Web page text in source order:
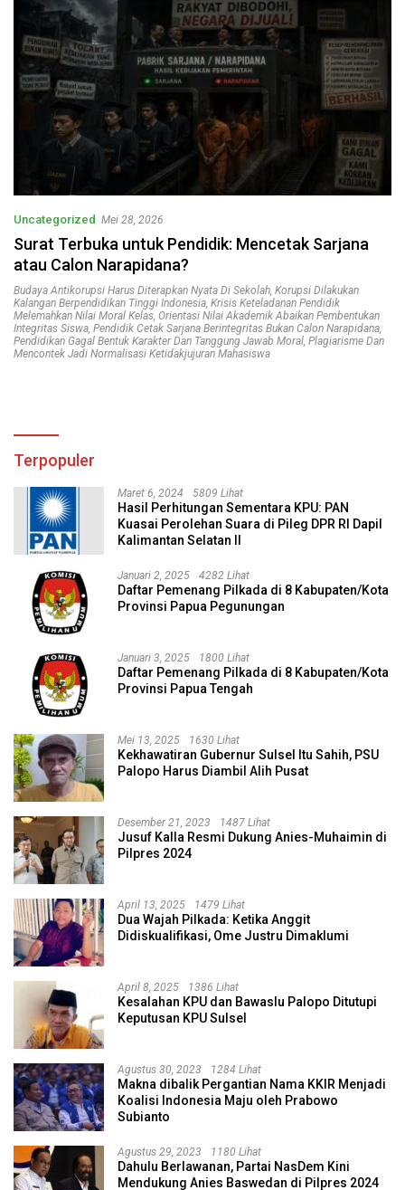
Uncategorized Mei 28, 2026
Surat Terbuka untuk Pendidik: Mencetak Sarjana
atau Calon Narapidana?
Budaya Antikorupsi Harus Diterapkan Nyata Di Sekolah, Korupsi Dilakukan
Kalangan Berpendidikan Tinggi Indonesia, Krisis Keteladanan Pendidik
Melemahkan Nilai Moral Kelas, Orientasi Nilai Akademik Abaikan Pembentukan
Integritas Siswa, Pendidik Cetak Sarjana Berintegritas Bukan Calon Narapidana,
Pendidikan Gagal Bentuk Karakter Dan Tanggung Jawab Moral, Plagiarisme Dan
Mencontek Jadi Normalisasi Ketidakjujuran Mahasiswa
Terpopuler
Maret 6, 2024 5809 Lihat
Hasil Perhitungan Sementara KPU: PAN
Kuasai Perolehan Suara di Pileg DPR RI Dapil
Kalimantan Selatan II
Januari 2, 2025 4282 Lihat
Daftar Pemenang Pilkada di 8 Kabupaten/Kota
Provinsi Papua Pegunungan
Januari 3, 2025 1800 Lihat
Daftar Pemenang Pilkada di 8 Kabupaten/Kota
Provinsi Papua Tengah
Mei 13, 2025 1630 Lihat
Kekhawatiran Gubernur Sulsel Itu Sahih, PSU
Palopo Harus Diambil Alih Pusat
Desember 21, 2023 1487 Lihat
Jusuf Kalla Resmi Dukung Anies-Muhaimin di
Pilpres 2024
April 13, 2025 1479 Lihat
Dua Wajah Pilkada: Ketika Anggit
Didiskualifikasi, Ome Justru Dimaklumi
April 8, 2025 1386 Lihat
Kesalahan KPU dan Bawaslu Palopo Ditutupi
Keputusan KPU Sulsel
Agustus 30, 2023 1284 Lihat
Makna dibalik Pergantian Nama KKIR Menjadi
Koalisi Indonesia Maju oleh Prabowo
Subianto
Agustus 29, 2023 1180 Lihat
Dahulu Berlawanan, Partai NasDem Kini
Mendukung Anies Baswedan di Pilpres 2024